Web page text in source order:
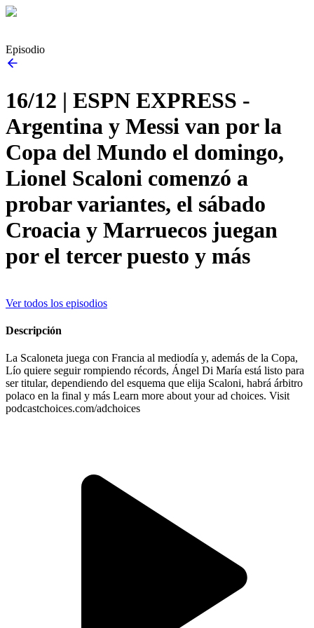
Episodio
16/12 | ESPN EXPRESS -
Argentina y Messi van por la
Copa del Mundo el domingo,
Lionel Scaloni comenzó a
probar variantes, el sábado
Croacia y Marruecos juegan
por el tercer puesto y más
Ver todos los episodios
Descripción
La Scaloneta juega con Francia al mediodía y, además de la Copa,
Lío quiere seguir rompiendo récords, Ángel Di María está listo para
ser titular, dependiendo del esquema que elija Scaloni, habrá árbitro
polaco en la final y más Learn more about your ad choices. Visit
podcastchoices.com/adchoices